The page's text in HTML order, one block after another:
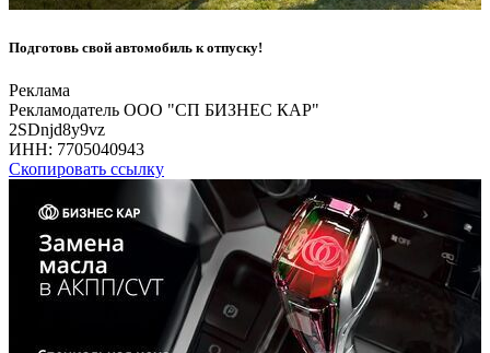
Подготовь свой автомобиль к отпуску!
Реклама
Рекламодатель ООО "СП БИЗНЕС КАР"
2SDnjd8y9vz
ИНН: 7705040943
Скопировать ссылку